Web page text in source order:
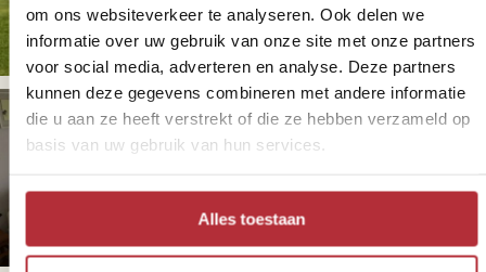
om ons websiteverkeer te analyseren. Ook delen we
informatie over uw gebruik van onze site met onze partners
voor social media, adverteren en analyse. Deze partners
kunnen deze gegevens combineren met andere informatie
die u aan ze heeft verstrekt of die ze hebben verzameld op
basis van uw gebruik van hun services.
Alles toestaan